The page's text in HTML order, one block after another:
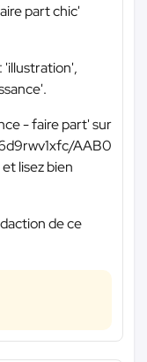
part chic'
'illustration',
- faire part' sur
AAB0
lisez bien
de ce